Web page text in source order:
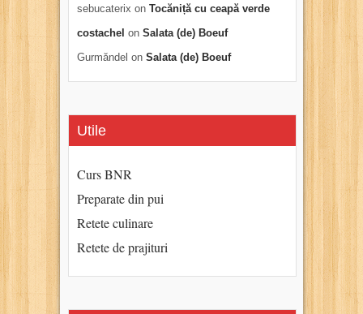
sebucaterix on Tocăniță cu ceapă verde
costachel on Salata (de) Boeuf
Gurmăndel on Salata (de) Boeuf
Utile
Curs BNR
Preparate din pui
Retete culinare
Retete de prajituri